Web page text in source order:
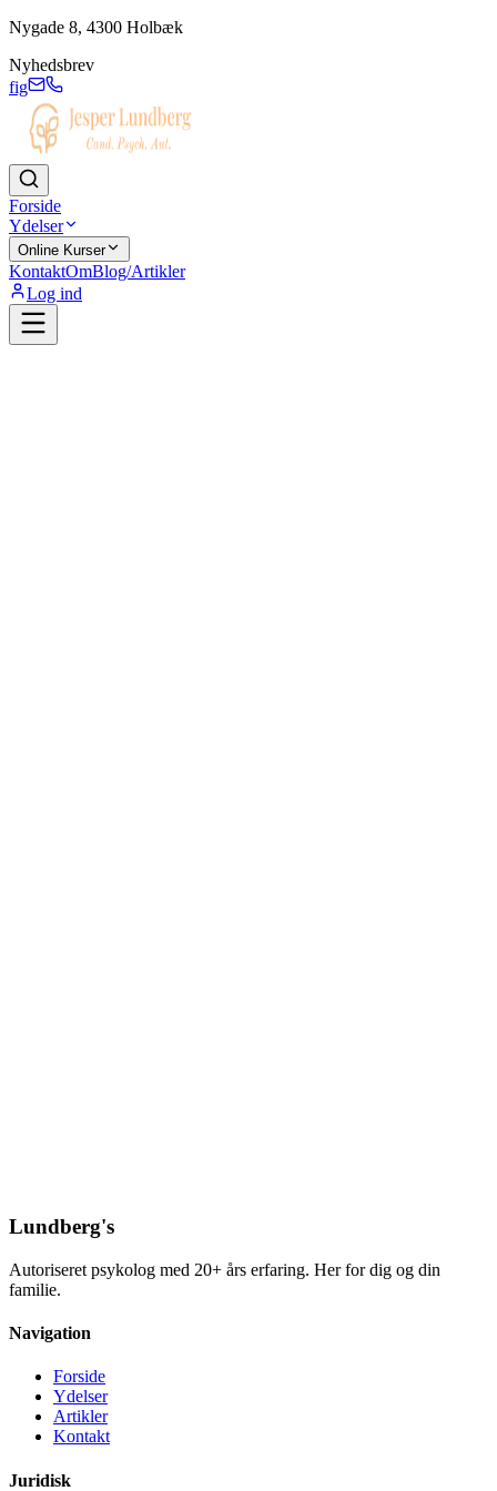
Nygade 8, 4300 Holbæk
Nyhedsbrev
fig
Forside
Ydelser
Online Kurser
KontaktOmBlog/Artikler
Log ind
Lundberg's
Autoriseret psykolog med 20+ års erfaring. Her for dig og din
familie.
Navigation
Forside
Ydelser
Artikler
Kontakt
Juridisk